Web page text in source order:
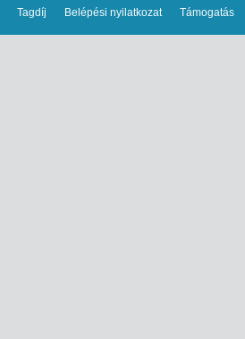
Tagdíj Belépési nyilatkozat Támogatás